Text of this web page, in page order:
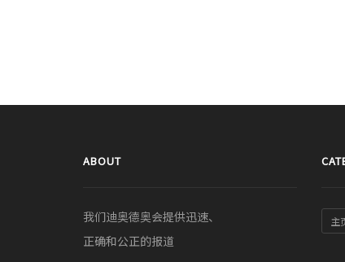
ABOUT
我们迪奥德奥会提供迅速、
正确和公正的报道
主